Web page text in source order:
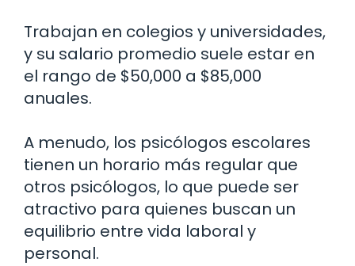
Trabajan en colegios y universidades,
y su salario promedio suele estar en
el rango de $50,000 a $85,000
anuales.
A menudo, los psicólogos escolares
tienen un horario más regular que
otros psicólogos, lo que puede ser
atractivo para quienes buscan un
equilibrio entre vida laboral y
personal.